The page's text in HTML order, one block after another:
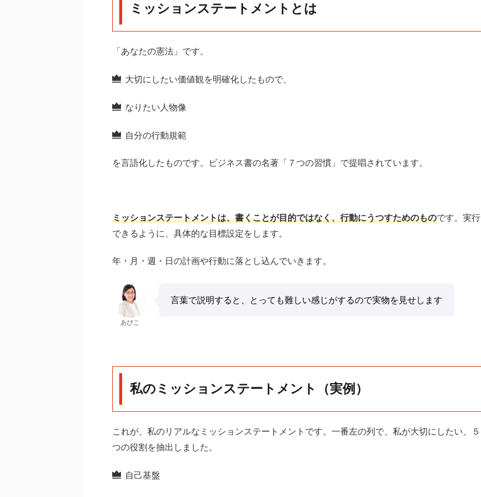
ミッションステートメントとは
「あなたの憲法」です。
大切にしたい価値観を明確化したもので、
なりたい人物像
自分の行動規範
を言語化したものです。ビジネス書の名著「７つの習慣」で提唱されています。
ミッションステートメントは、書くことが目的ではなく、行動にうつすためのものです。実行
できるように、具体的な目標設定をします。
年・月・週・日の計画や行動に落とし込んでいきます。
あびこ
言葉で説明すると、とっても難しい感じがするので実物を見せします
私のミッションステートメント（実例）
これが、私のリアルなミッションステートメントです。一番左の列で、私が大切にしたい、５
つの役割を抽出しました。
自己基盤